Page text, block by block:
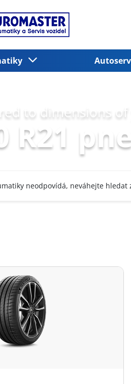
to dimensions of
R21
neodpovídá, neváhejte hledat
2